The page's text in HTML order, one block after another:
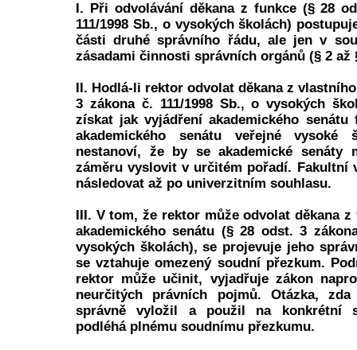
I. Při odvolávání děkana z funkce (§ 28
111/1998 Sb., o vysokých školách)
části druhé správního řádu, ale jen v
zásadami činnosti správních orgánů (§ 2 až
II. Hodlá-li rektor odvolat děkana z
3 zákona č. 111/1998 Sb., o vysokých
získat jak vyjádření akademického senátu
akademického senátu veřejné vysoké
nestanoví, že by se akademické senáty
záměru vyslovit v určitém pořadí. Fakultní
následovat až po univerzitním souhlasu.
III. V tom, že rektor může odvolat děkana
akademického senátu (§ 28 odst. 3
vysokých školách), se projevuje jeho
se vztahuje omezený soudní přezkum.
rektor může učinit, vyjadřuje zákon
neurčitých právních pojmů. Otázka,
správně vyložil a použil na konkrétní
podléhá plnému soudnímu přezkumu.